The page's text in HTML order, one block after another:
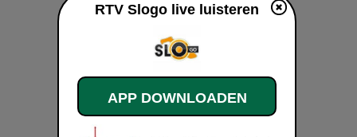
RTV Slogo live luisteren
APP DOWNLOADEN